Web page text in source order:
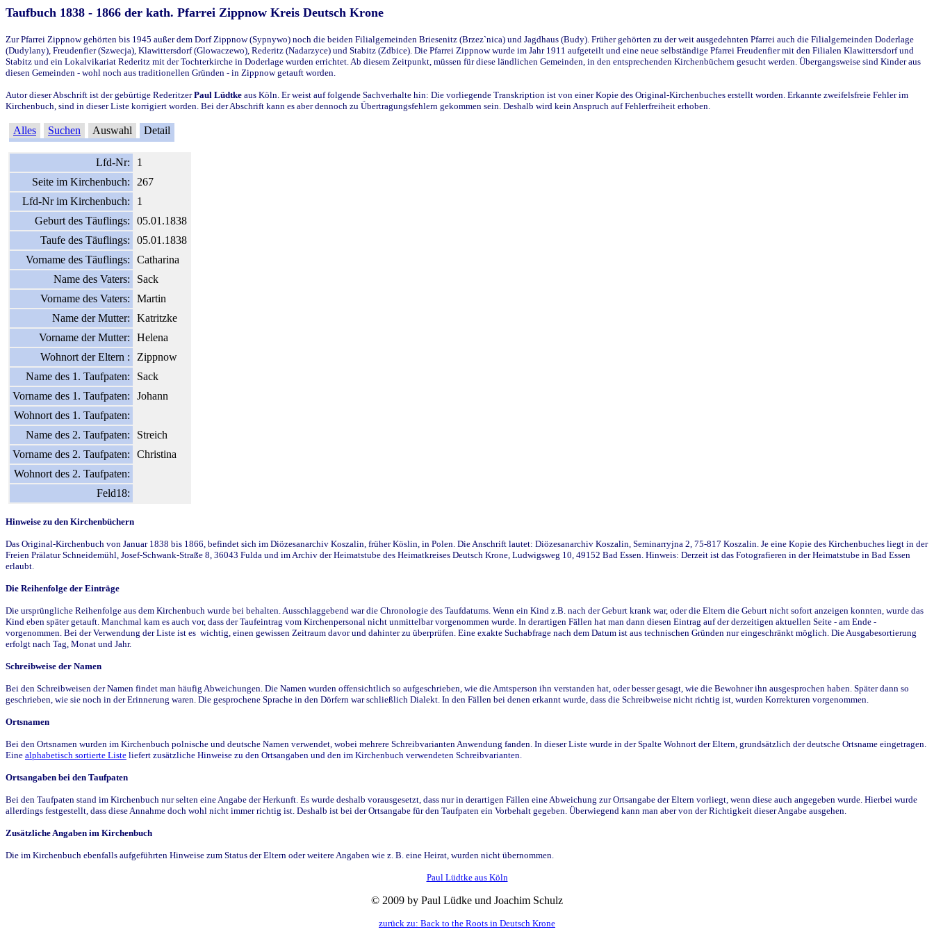
Taufbuch 1838 - 1866 der kath. Pfarrei Zippnow Kreis Deutsch Krone
Zur Pfarrei Zippnow gehörten bis 1945 außer dem Dorf Zippnow (Sypnywo) noch die beiden Filialgemeinden Briesenitz (Brzez`nica) und Jagdhaus (Budy). Früher gehörten zu der weit ausgedehnten Pfarrei auch die Filialgemeinden Doderlage
(Dudylany), Freudenfier (Szwecja), Klawittersdorf (Glowaczewo), Rederitz (Nadarzyce) und Stabitz (Zdbice). Die Pfarrei Zippnow wurde im Jahr 1911 aufgeteilt und eine neue selbständige Pfarrei Freudenfier mit den Filialen Klawittersdorf und
Stabitz und ein Lokalvikariat Rederitz mit der Tochterkirche in Doderlage wurden errichtet. Ab diesem Zeitpunkt, müssen für diese ländlichen Gemeinden, in den entsprechenden Kirchenbüchern gesucht werden. Übergangsweise sind Kinder aus
diesen Gemeinden - wohl noch aus traditionellen Gründen - in Zippnow getauft worden.
Autor dieser Abschrift ist der gebürtige RederitzerPaul Lüdtke aus Köln. Er weist auf folgende Sachverhalte hin: Die vorliegende Transkription ist von einer Kopie des Original-Kirchenbuches erstellt worden. Erkannte zweifelsfreie Fehler im
Kirchenbuch, sind in dieser Liste korrigiert worden. Bei der Abschrift kann es aber dennoch zu Übertragungsfehlern gekommen sein. Deshalb wird kein Anspruch auf Fehlerfreiheit erhoben.
Alles Suchen Auswahl Detail
Lfd-Nr:
1
Seite im Kirchenbuch:
267
Lfd-Nr im Kirchenbuch:
1
Geburt des Täuflings:
05.01.1838
Taufe des Täuflings:
05.01.1838
Vorname des Täuflings:
Catharina
Name des Vaters:
Sack
Vorname des Vaters:
Martin
Name der Mutter:
Katritzke
Vorname der Mutter:
Helena
Wohnort der Eltern :
Zippnow
Name des 1. Taufpaten:
Sack
Vorname des 1. Taufpaten:
Johann
Wohnort des 1. Taufpaten:
Name des 2. Taufpaten:
Streich
Vorname des 2. Taufpaten:
Christina
Wohnort des 2. Taufpaten:
Feld18:
Hinweise zu den Kirchenbüchern
Das Original-Kirchenbuch von Januar 1838 bis 1866, befindet sich im Diözesanarchiv Koszalin, früher Köslin, in Polen. Die Anschrift lautet: Diözesanarchiv Koszalin, Seminarryjna 2, 75-817 Koszalin. Je eine Kopie des Kirchenbuches liegt in der
Freien Prälatur Schneidemühl, Josef-Schwank-Straße 8, 36043 Fulda und im Archiv der Heimatstube des Heimatkreises Deutsch Krone, Ludwigsweg 10, 49152 Bad Essen. Hinweis: Derzeit ist das Fotografieren in der Heimatstube in Bad Essen
erlaubt.
Die Reihenfolge der Einträge
Die ursprüngliche Reihenfolge aus dem Kirchenbuch wurde bei behalten. Ausschlaggebend war die Chronologie des Taufdatums. Wenn ein Kind z.B. nach der Geburt krank war, oder die Eltern die Geburt nicht sofort anzeigen konnten, wurde das
Kind eben später getauft. Manchmal kam es auch vor, dass der Taufeintrag vom Kirchenpersonal nicht unmittelbar vorgenommen wurde. In derartigen Fällen hat man dann diesen Eintrag auf der derzeitigen aktuellen Seite - am Ende -
vorgenommen. Bei der Verwendung der Liste ist es wichtig, einen gewissen Zeitraum davor und dahinter zu überprüfen. Eine exakte Suchabfrage nach dem Datum ist aus technischen Gründen nur eingeschränkt möglich. Die Ausgabesortierung
erfolgt nach Tag, Monat und Jahr.
Schreibweise der Namen
Bei den Schreibweisen der Namen findet man häufig Abweichungen. Die Namen wurden offensichtlich so aufgeschrieben, wie die Amtsperson ihn verstanden hat, oder besser gesagt, wie die Bewohner ihn ausgesprochen haben. Später dann so
geschrieben, wie sie noch in der Erinnerung waren. Die gesprochene Sprache in den Dörfern war schließlich Dialekt. In den Fällen bei denen erkannt wurde, dass die Schreibweise nicht richtig ist, wurden Korrekturen vorgenommen.
Ortsnamen
Bei den Ortsnamen wurden im Kirchenbuch polnische und deutsche Namen verwendet, wobei mehrere Schreibvarianten Anwendung fanden. In dieser Liste wurde in der Spalte Wohnort der Eltern, grundsätzlich der deutsche Ortsname eingetragen.
Eine alphabetisch sortierte Liste liefert zusätzliche Hinweise zu den Ortsangaben und den im Kirchenbuch verwendeten Schreibvarianten.
Ortsangaben bei den Taufpaten
Bei den Taufpaten stand im Kirchenbuch nur selten eine Angabe der Herkunft. Es wurde deshalb vorausgesetzt, dass nur in derartigen Fällen eine Abweichung zur Ortsangabe der Eltern vorliegt, wenn diese auch angegeben wurde. Hierbei wurde
allerdings festgestellt, dass diese Annahme doch wohl nicht immer richtig ist. Deshalb ist bei der Ortsangabe für den Taufpaten ein Vorbehalt gegeben. Überwiegend kann man aber von der Richtigkeit dieser Angabe ausgehen.
Zusätzliche Angaben im Kirchenbuch
Die im Kirchenbuch ebenfalls aufgeführten Hinweise zum Status der Eltern oder weitere Angaben wie z. B. eine Heirat, wurden nicht übernommen.
Paul Lüdtke aus Köln
© 2009 by Paul Lüdke und Joachim Schulz
zurück zu: Back to the Roots in Deutsch Krone